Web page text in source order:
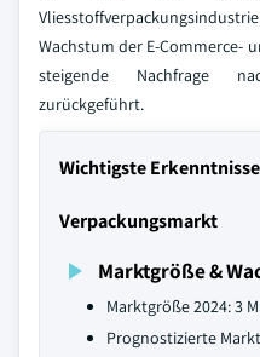
Wachstum der E-Commerce-
steigende Nachfrage
zurückgeführt.
Wichtigste
Verpackungsmarkt
Marktgröße &
Marktgröße 2024: 3
Prognostizierte